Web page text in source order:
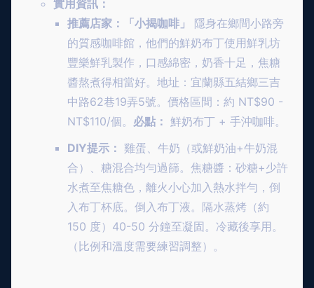
實用資訊：
推薦店家：「小揭咖啡」
隱身在鄉間小路旁
的質感咖啡館，他們的鮮奶布丁使用鮮乳坊
豐樂鮮乳製作，口感綿密，奶香十足，焦糖
醬熬煮得相當好。地址：宜蘭縣五結鄉三吉
中路62巷19弄5號。價格區間：約 NT$90 -
NT$110/個。 必點： 鮮奶布丁 + 手沖咖啡。
DIY提示： 雞蛋、牛奶（或鮮奶油+牛奶混
合）、糖混合均勻過篩。焦糖醬：砂糖+少許
水煮至焦糖色，離火小心加入熱水拌勻，倒
入布丁杯底。倒入布丁液。隔水蒸烤（約
150 度）40-50 分鐘至凝固。冷藏後享用。
（比例和溫度需要練習調整）。